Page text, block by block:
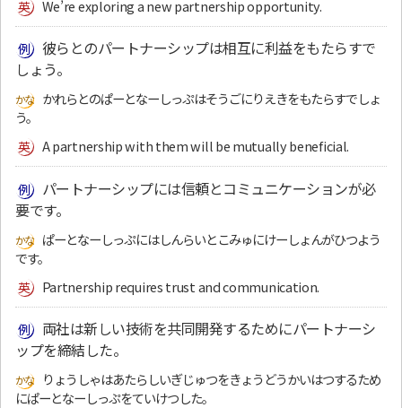
We’re exploring a new partnership opportunity.
彼らとのパートナーシップは相互に利益をもたらすで
しょう。
かれらとのぱーとなーしっぷはそうごにりえきをもたらすでしょ
う。
A partnership with them will be mutually beneficial.
パートナーシップには信頼とコミュニケーションが必
要です。
ぱーとなーしっぷにはしんらいとこみゅにけーしょんがひつよう
です。
Partnership requires trust and communication.
両社は新しい技術を共同開発するためにパートナーシ
ップを締結した。
りょうしゃはあたらしいぎじゅつをきょうどうかいはつするため
にぱーとなーしっぷをていけつした。